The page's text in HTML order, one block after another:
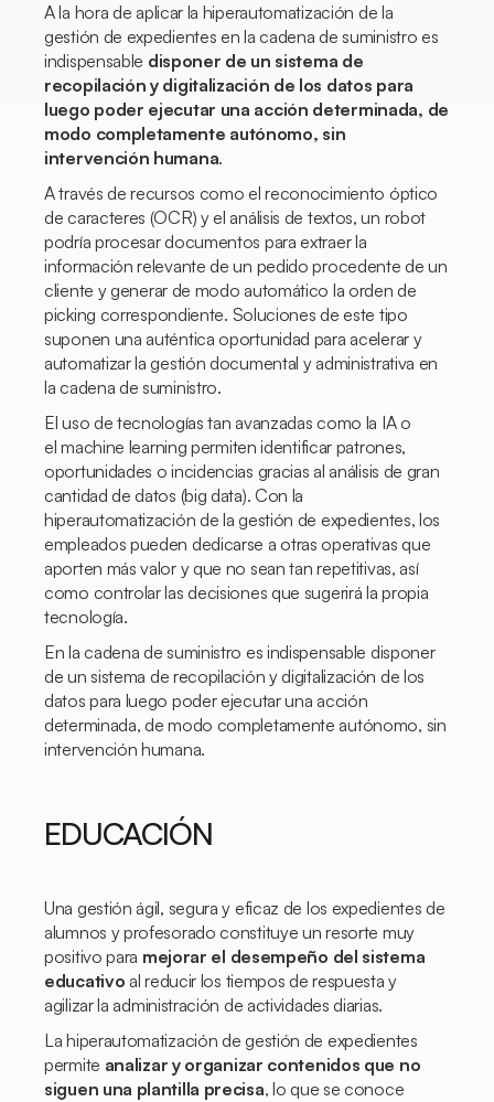
A la hora de aplicar la hiperautomatización de la
gestión de expedientes en la cadena de suministro es
indispensable disponer de un sistema de
recopilación y digitalización de los datos para
luego poder ejecutar una acción determinada, de
modo completamente autónomo, sin
intervención humana.
A través de recursos como el reconocimiento óptico
de caracteres (OCR) y el análisis de textos, un robot
podría procesar documentos para extraer la
información relevante de un pedido procedente de un
cliente y generar de modo automático la orden de
picking correspondiente. Soluciones de este tipo
suponen una auténtica oportunidad para acelerar y
automatizar la gestión documental y administrativa en
la cadena de suministro.
El uso de tecnologías tan avanzadas como la IA o
elmachine learning permiten identificar patrones,
oportunidades o incidencias gracias al análisis de gran
cantidad de datos (big data). Con la
hiperautomatización de la gestión de expedientes, los
empleados pueden dedicarse a otras operativas que
aporten más valor y que no sean tan repetitivas, así
como controlar las decisiones que sugerirá la propia
tecnología.
En la cadena de suministro es indispensable disponer
de un sistema de recopilación y digitalización de los
datos para luego poder ejecutar una acción
determinada, de modo completamente autónomo, sin
intervención humana.
EDUCACIÓN
Una gestión ágil, segura y eficaz de los expedientes de
alumnos y profesorado constituye un resorte muy
positivo para mejorar el desempeño del sistema
educativo al reducir los tiempos de respuesta y
agilizar la administración de actividades diarias.
La hiperautomatización de gestión de expedientes
permite analizar y organizar contenidos que no
siguen una plantilla precisa, lo que se conoce